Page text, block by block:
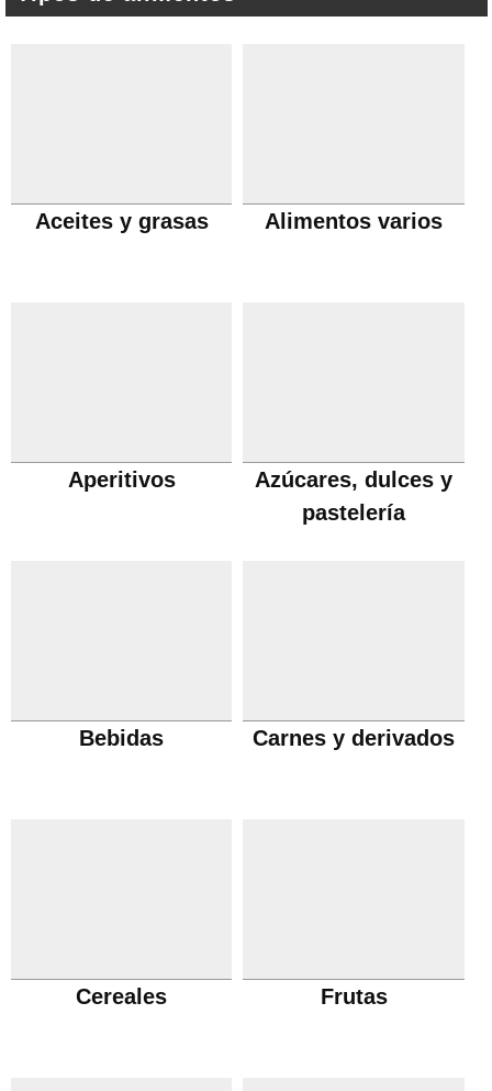
Aceites y grasas Alimentos varios
Aperitivos
Azúcares, dulces y
pastelería
Bebidas Carnes y derivados
Cereales Frutas